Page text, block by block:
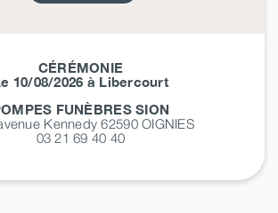
CÉRÉMONIE
10/08/2026 à Libercourt
FUNÈBRES SION
Kennedy 62590OIGNIES
03 21 69 40 40